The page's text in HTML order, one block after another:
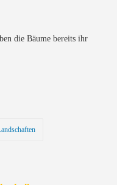
die Bäume bereits ihr